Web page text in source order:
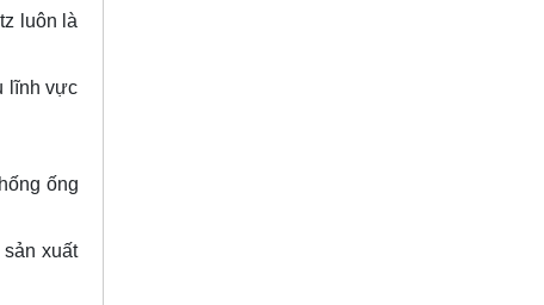
luôn là
lĩnh vực
ống
xuất